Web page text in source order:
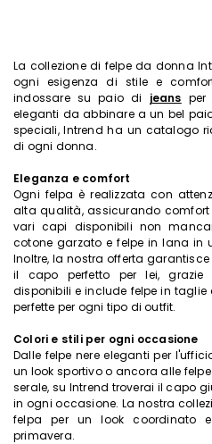
La collezione di felpe da donna
ogni esigenza di stile e
indossare su paio di jeans
eleganti da abbinare a un bel
speciali, Intrend ha un catalogo
di ogni donna.
Eleganza e comfort
Ogni felpa è realizzata con
alta qualità, assicurando
vari capi disponibili non
cotone garzato e felpe in lana in
Inoltre, la nostra offerta
il capo perfetto per lei,
disponibili e include felpe in taglie
perfette per ogni tipo di outfit.
Colori e stili per ogni occasione
Dalle felpe nere eleganti per
un look sportivo o ancora alle
serale, su Intrend troverai il capo
in ogni occasione. La nostra
felpa per un look coordinato
primavera.